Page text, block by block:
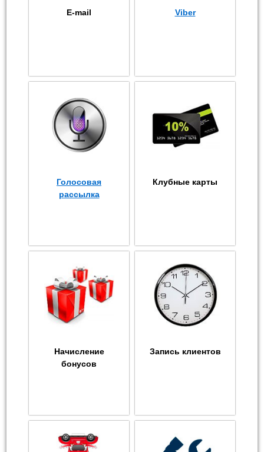
E-mail Viber
Голосовая
рассылка
Клубные карты
Начисление
бонусов
Запись клиентов